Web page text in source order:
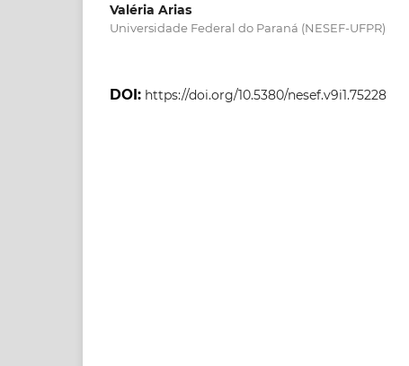
Valéria Arias
Universidade Federal do Paraná (NESEF-UFPR)
DOI: https://doi.org/10.5380/nesef.v9i1.75228